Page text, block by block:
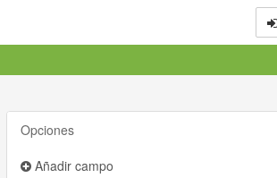
Opciones
Añadir campo